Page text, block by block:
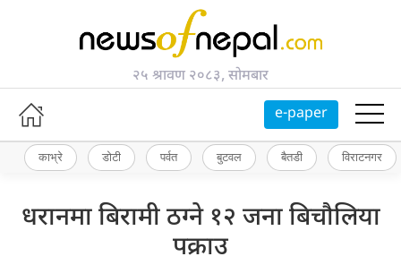
२५ श्रावण २०८३, सोमबार
e-paper
काभ्रे डोटी पर्वत बुटवल बैतडी विराटनगर
धरानमा बिरामी ठग्ने १२ जना बिचौलिया
पक्राउ